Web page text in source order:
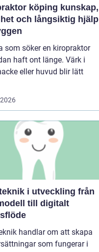
köping kunskap,
och långsiktig hjälp
som söker en kiropraktor
haft ont länge. Värk i
eller huvud blir lätt
i utveckling från
till digitalt
handlar om att skapa
som fungerar i